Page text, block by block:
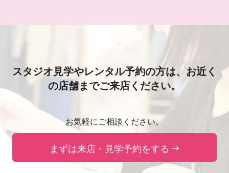
スタジオ見学やレンタル予約の方は、 お近く
の店舗までご来店ください。
お気軽にご相談ください。
まずは来店・見学予約をする